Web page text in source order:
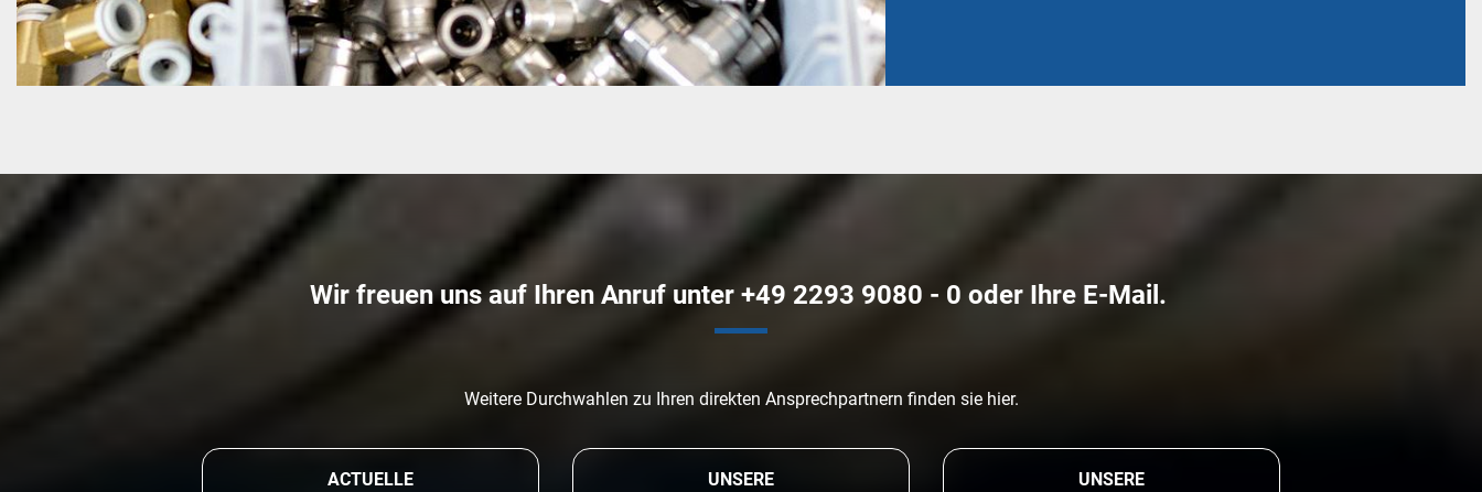
Wir freuen uns auf Ihren Anruf unter +49 2293 9080 - 0 oder Ihre E-Mail.
Weitere Durchwahlen zu Ihren direkten Ansprechpartnern finden sie hier.
ACTUELLE UNSERE UNSERE